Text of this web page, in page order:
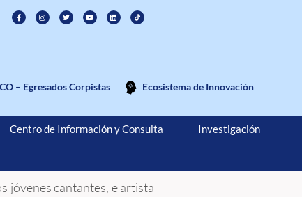
– Egresados Corpistas Ecosistema de Innovación
Centro de Información y Consulta Investigación
jóvenes cantantes, e artista